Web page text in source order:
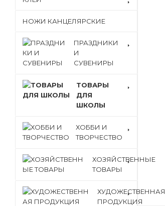
НОЖИ КАНЦЕЛЯРСКИЕ
ПРАЗДНИКИ
И
СУВЕНИРЫ
ТОВАРЫ
ДЛЯ
ШКОЛЫ
ХОББИ И
ТВОРЧЕСТВО
ХОЗЯЙСТВЕННЫЕ
ТОВАРЫ
ХУДОЖЕСТВЕННАЯ
ПРОДУКЦИЯ